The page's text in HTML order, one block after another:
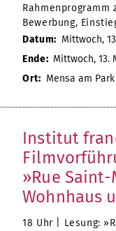
Bewerbung,
Datum: Mittwoch,
Ende: Mittwoch, 13.
Ort: Mensa am Park
Institut
»Rue Saint-
Wohnhaus
18 Uhr | Lesung: